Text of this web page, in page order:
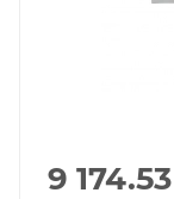
9 174.53